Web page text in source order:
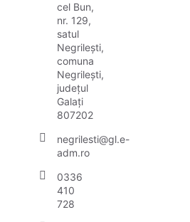
cel Bun,
nr. 129,
satul
Negrilești,
comuna
Negrilești,
județul
Galați
807202
negrilesti@gl.e-
adm.ro
0336
410
728